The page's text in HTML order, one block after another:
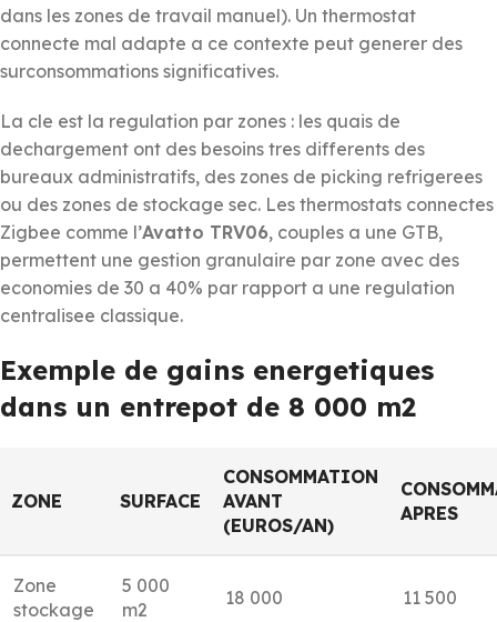
dans les zones de travail manuel). Un thermostat
connecte mal adapte a ce contexte peut generer des
surconsommations significatives.
La cle est la regulation par zones : les quais de
dechargement ont des besoins tres differents des
bureaux administratifs, des zones de picking refrigerees
ou des zones de stockage sec. Les thermostats connectes
Zigbee comme l’Avatto TRV06, couples a une GTB,
permettent une gestion granulaire par zone avec des
economies de 30 a 40% par rapport a une regulation
centralisee classique.
Exemple de gains energetiques
dans un entrepot de 8 000 m2
ZONE SURFACE
CONSOMMATION
AVANT
(EUROS/AN)
APRES
Zone
stockage
5 000
m2
18 000 11 500